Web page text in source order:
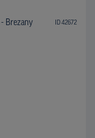
Brezany ID 42672